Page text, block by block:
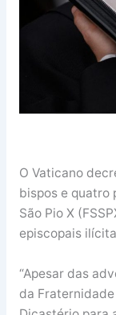
O Vaticano
bispos e quatro
São Pio X
episcopais
“Apesar das
da Fraternidade